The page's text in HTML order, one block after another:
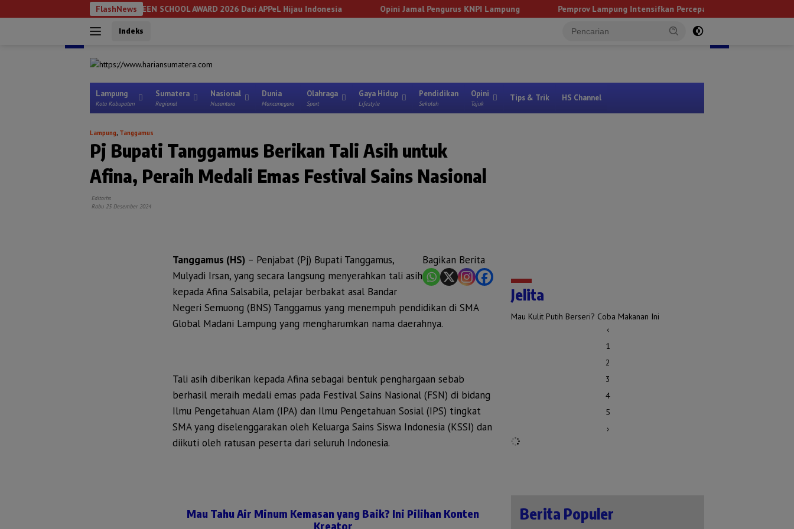
ke
FlashNews
Raih Anugerah GREEN SCHOOL AWARD 2026 Dari APPeL Hijau Indonesia Opini Jamal Pengurus KNPI Lampung Pemprov Lampung Intensifkan Percepatan Penanggulangan Tuberkulosis di
Indeks
Lampung
Kota Kabupaten
Sumatera
Regional
Nasional
Nusantara
Dunia
Mancanegara
Olahraga
Sport
Gaya Hidup
Lifestyle
Pendidikan
Sekolah
Opini
Tajuk
Tips & Trik HS Channel
Lampung, Tanggamus
Pj Bupati Tanggamus Berikan Tali Asih untuk
Afina, Peraih Medali Emas Festival Sains Nasional
Editorhs
Rabu 25 Desember 2024
Bagikan Berita
Tanggamus (HS) – Penjabat (Pj) Bupati Tanggamus,
Mulyadi Irsan, yang secara langsung menyerahkan tali asih
kepada Afina Salsabila, pelajar berbakat asal Bandar
Negeri Semuong (BNS) Tanggamus yang menempuh pendidikan di SMA
Global Madani Lampung yang mengharumkan nama daerahnya.
Tali asih diberikan kepada Afina sebagai bentuk penghargaan sebab
berhasil meraih medali emas pada Festival Sains Nasional (FSN) di bidang
Ilmu Pengetahuan Alam (IPA) dan Ilmu Pengetahuan Sosial (IPS) tingkat
SMA yang diselenggarakan oleh Keluarga Sains Siswa Indonesia (KSSI) dan
diikuti oleh ratusan peserta dari seluruh Indonesia.
Mau Tahu Air Minum Kemasan yang Baik? Ini Pilihan Konten
Kreator
Jelita
Mau Kulit Putih Berseri? Coba Makanan Ini
‹
1
2
3
4
5
›
Berita Populer